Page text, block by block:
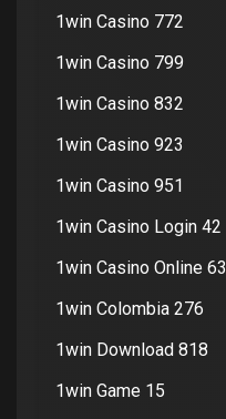
1win Casino 772
1win Casino 799
1win Casino 832
1win Casino 923
1win Casino 951
1win Casino Login 42
1win Casino Online 63
1win Colombia 276
1win Download 818
1win Game 15